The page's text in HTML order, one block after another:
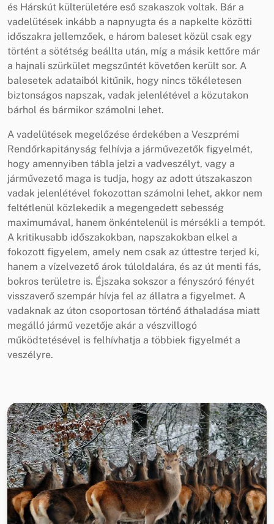
és Hárskút külterületére eső szakaszok voltak. Bár a
vadelütések inkább a napnyugta és a napkelte közötti
időszakra jellemzőek, e három baleset közül csak egy
történt a sötétség beállta után, míg a másik kettőre már
a hajnali szürkület megszűntét követően került sor. A
balesetek adataiból kitűnik, hogy nincs tökéletesen
biztonságos napszak, vadak jelenlétével a közutakon
bárhol és bármikor számolni lehet.
A vadelütések megelőzése érdekében a Veszprémi
Rendőrkapitányság felhívja a járművezetők figyelmét,
hogy amennyiben tábla jelzi a vadveszélyt, vagy a
járművezető maga is tudja, hogy az adott útszakaszon
vadak jelenlétével fokozottan számolni lehet, akkor nem
feltétlenül közlekedik a megengedett sebesség
maximumával, hanem önkéntelenül is mérsékli a tempót.
A kritikusabb időszakokban, napszakokban elkel a
fokozott figyelem, amely nem csak az úttestre terjed ki,
hanem a vízelvezető árok túloldalára, és az út menti fás,
bokros területre is. Éjszaka sokszor a fényszóró fényét
visszaverő szempár hívja fel az állatra a figyelmet. A
vadaknak az úton csoportosan történő áthaladása miatt
megálló jármű vezetője akár a vészvillogó
működtetésével is felhívhatja a többiek figyelmét a
veszélyre.